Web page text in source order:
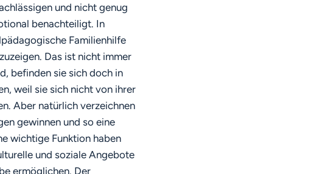
und nicht genug
benachteiligt. In
Familienhilfe
Das ist nicht immer
befinden sie sich doch in
weil sie sich nicht von ihrer
Aber natürlich verzeichnen
gewinnen und so eine
wichtige Funktion haben
und soziale Angebote
ermöglichen. Der